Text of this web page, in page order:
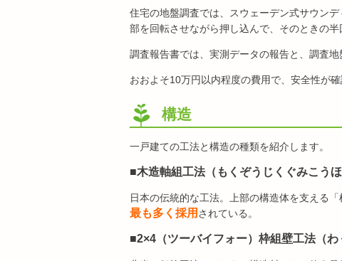
住宅の地盤調査では、スウェーデン式サウン
部を回転させながら押し込んで、そのときの
調査報告書では、実測データの報告と、調査
おおよそ10万円以内程度の費用で、安全性が
構造
一戸建ての工法と構造の種類を紹介します。
■木造軸組工法（もくぞうじくぐみこうほ
日本の伝統的な工法。上部の構造体を支える
最も多く採用 されている。
■2×4（ツーバイフォー）枠組壁工法（わ